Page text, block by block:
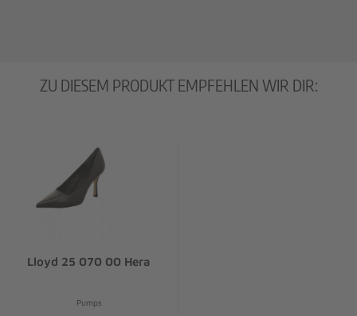
ZU DIESEM PRODUKT EMPFEHLEN WIR DIR:
Lloyd 25 070 00 Hera
Pumps